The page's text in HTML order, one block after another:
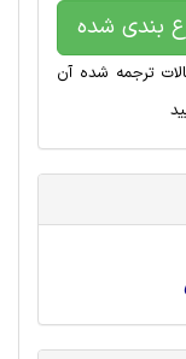
بندی شده
ترجمه شده آن